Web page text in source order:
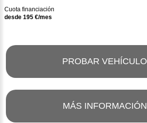
Cuota financiación
desde 195 €/mes
PROBAR VEHÍCULO
MÁS INFORMACIÓN